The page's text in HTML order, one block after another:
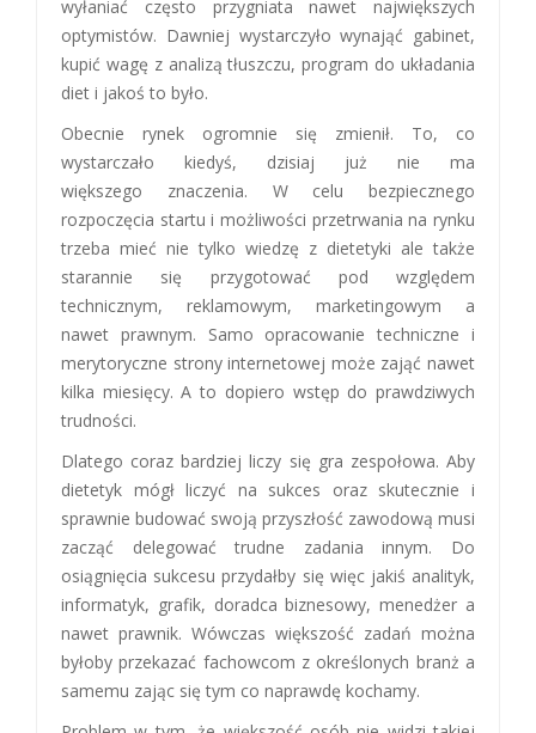
wyłaniać często przygniata nawet największych
optymistów. Dawniej wystarczyło wynająć gabinet,
kupić wagę z analizą tłuszczu, program do układania
diet i jakoś to było.
Obecnie rynek ogromnie się zmienił. To, co
wystarczało kiedyś, dzisiaj już nie ma
większego znaczenia. W celu bezpiecznego
rozpoczęcia startu i możliwości przetrwania na rynku
trzeba mieć nie tylko wiedzę z dietetyki ale także
starannie się przygotować pod względem
technicznym, reklamowym, marketingowym a
nawet prawnym. Samo opracowanie techniczne i
merytoryczne strony internetowej może zająć nawet
kilka miesięcy. A to dopiero wstęp do prawdziwych
trudności.
Dlatego coraz bardziej liczy się gra zespołowa. Aby
dietetyk mógł liczyć na sukces oraz skutecznie i
sprawnie budować swoją przyszłość zawodową musi
zacząć delegować trudne zadania innym. Do
osiągnięcia sukcesu przydałby się więc jakiś analityk,
informatyk, grafik, doradca biznesowy, menedżer a
nawet prawnik. Wówczas większość zadań można
byłoby przekazać fachowcom z określonych branż a
samemu zając się tym co naprawdę kochamy.